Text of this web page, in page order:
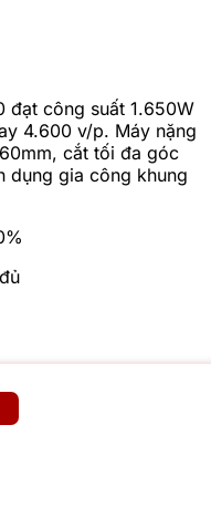
đạt công suất 1.650W
4.600 v/p. Máy nặng
cắt tối đa góc
dụng gia công khung